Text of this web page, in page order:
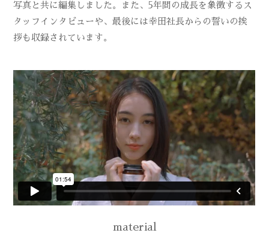
写真と共に編集しました。また、5年間の成長を象徴するス
タッフインタビューや、最後には幸田社長からの誓いの挨
拶も収録されています。
material